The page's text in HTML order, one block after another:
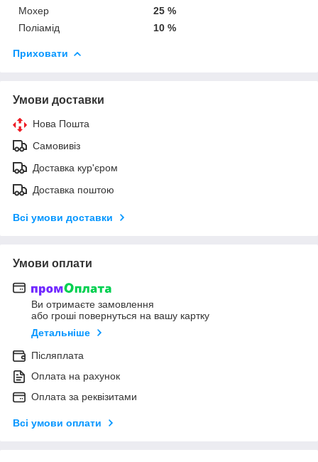
Мохер
25 %
Поліамід
10 %
Приховати
Умови доставки
Нова Пошта
Самовивіз
Доставка кур'єром
Доставка поштою
Всі умови доставки
Умови оплати
Ви отримаєте замовлення
або гроші повернуться на вашу картку
Детальніше
Післяплата
Оплата на рахунок
Оплата за реквізитами
Всі умови оплати